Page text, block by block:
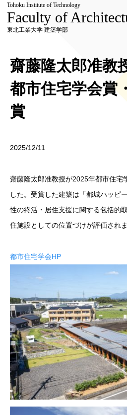
Tohoku Institute of Technology
Faculty of
東北工業大学 建築学部
齋藤隆太郎准教
都市住宅学会賞
賞
2025/12/11
齋藤隆太郎准教授が2025年都市住宅
した。受賞した建築は「都城ハッピ
性の終活・居住支援に関する包括的
住施設としての位置づけが評価されま
都市住宅学会HP